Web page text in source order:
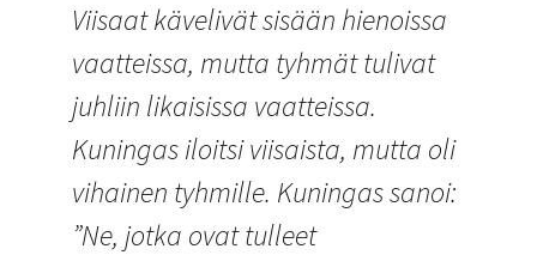
Viisaat kävelivät sisään hienoissa
vaatteissa, mutta tyhmät tulivat
juhliin likaisissa vaatteissa.
Kuningas iloitsi viisaista, mutta oli
vihainen tyhmille. Kuningas sanoi:
”Ne, jotka ovat tulleet